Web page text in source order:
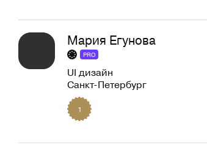
Мария Егунова
PRO
UI дизайн
Санкт-Петербург
1